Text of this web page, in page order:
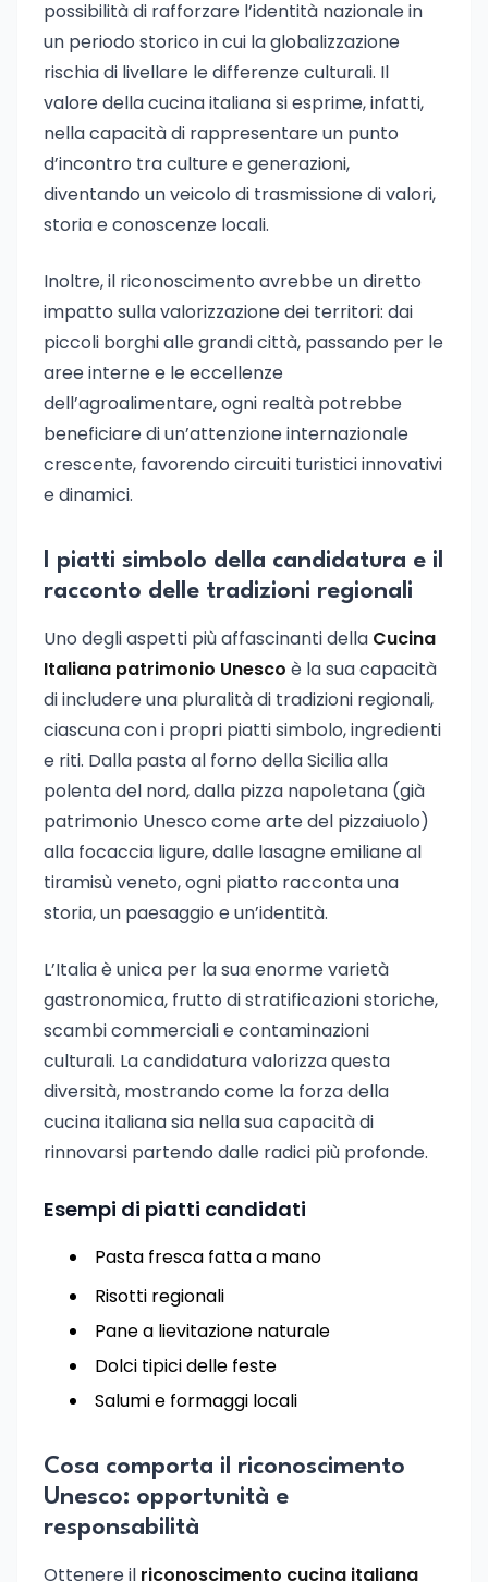
possibilità di rafforzare l’identità nazionale in
un periodo storico in cui la globalizzazione
rischia di livellare le differenze culturali. Il
valore della cucina italiana si esprime, infatti,
nella capacità di rappresentare un punto
d’incontro tra culture e generazioni,
diventando un veicolo di trasmissione di valori,
storia e conoscenze locali.
Inoltre, il riconoscimento avrebbe un diretto
impatto sulla valorizzazione dei territori: dai
piccoli borghi alle grandi città, passando per le
aree interne e le eccellenze
dell’agroalimentare, ogni realtà potrebbe
beneficiare di un’attenzione internazionale
crescente, favorendo circuiti turistici innovativi
e dinamici.
I piatti simbolo della candidatura e il
racconto delle tradizioni regionali
Uno degli aspetti più affascinanti della Cucina
Italiana patrimonio Unesco è la sua capacità
di includere una pluralità di tradizioni regionali,
ciascuna con i propri piatti simbolo, ingredienti
e riti. Dalla pasta al forno della Sicilia alla
polenta del nord, dalla pizza napoletana (già
patrimonio Unesco come arte del pizzaiuolo)
alla focaccia ligure, dalle lasagne emiliane al
tiramisù veneto, ogni piatto racconta una
storia, un paesaggio e un’identità.
L’Italia è unica per la sua enorme varietà
gastronomica, frutto di stratificazioni storiche,
scambi commerciali e contaminazioni
culturali. La candidatura valorizza questa
diversità, mostrando come la forza della
cucina italiana sia nella sua capacità di
rinnovarsi partendo dalle radici più profonde.
Esempi di piatti candidati
Pasta fresca fatta a mano
Risotti regionali
Pane a lievitazione naturale
Dolci tipici delle feste
Salumi e formaggi locali
Cosa comporta il riconoscimento
Unesco: opportunità e
responsabilità
Ottenere il riconoscimento cucina italiana